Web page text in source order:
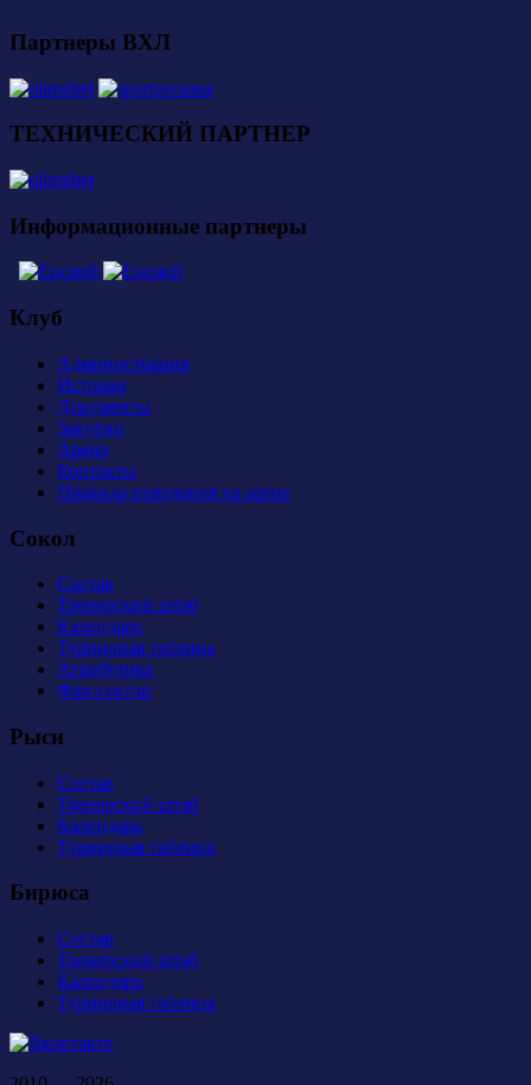
Партнеры ВХЛ
ТЕХНИЧЕСКИЙ ПАРТНЕР
Информационные партнеры
Клуб
Администрация
История
Документы
Закупки
Арена
Контакты
Правила поведения на арене
Сокол
Состав
Тренерский штаб
Календарь
Турнирная таблица
Атрибутика
Фан-сектор
Рыси
Состав
Тренерский штаб
Календарь
Турнирная таблица
Бирюса
Состав
Тренерский штаб
Календарь
Турнирная таблица